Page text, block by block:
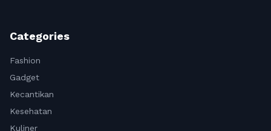
Categories
Fashion
Gadget
Kecantikan
Kesehatan
Kuliner